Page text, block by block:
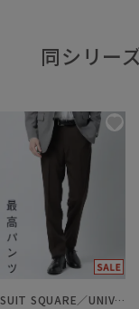
同シリー
SUIT SQUARE／UNIVERSAL LANGUAGE